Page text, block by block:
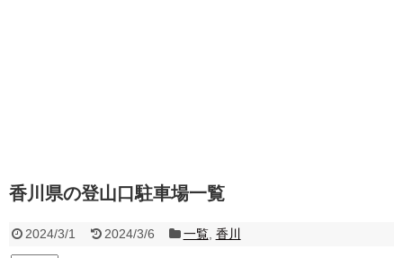
香川県の登山口駐車場一覧
2024/3/1 2024/3/6 一覧, 香川